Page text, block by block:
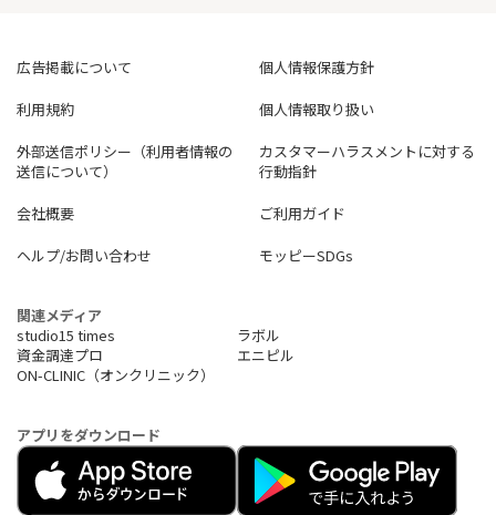
広告掲載について
個人情報保護方針
利用規約
個人情報取り扱い
外部送信ポリシー（利用者情報の
送信について）
カスタマーハラスメントに対する
行動指針
会社概要
ご利用ガイド
ヘルプ/お問い合わせ
モッピーSDGs
関連メディア
studio15 times
ラボル
資金調達プロ
エニピル
ON-CLINIC（オンクリニック）
アプリをダウンロード